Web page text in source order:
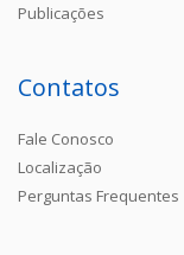
Publicações
Contatos
Fale Conosco
Localização
Perguntas Frequentes